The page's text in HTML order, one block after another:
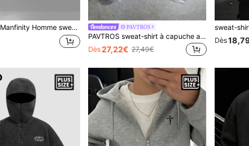
Manfinity Homme sweat-shirt à capuche décontracté avec fermeture éclair et cordon de serrage pour hommes en grande taille. Sweat-shirt-shirt à manches longues décontracté avec bloc de couleurs, lettrage "Back to School" noir, idéal pour les vacances. Cadeau pour les amis, le mari, le petit ami, pour l'automne PAVTROS
PAVTROS sweat-shirt à capuche ample et décontracté avec patchwork pour jeunes hommes de grande taille. Idéal pour la Saint-Valentin, le printemps à l'été, comme cadeau pour mon petit ami, le Mardi Gras, le style vintage, le streetwear, les fêtes, la Saint-Patrick, les sorties
Dès27,22€ 27,49€
Dès